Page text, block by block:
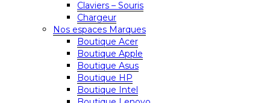
Claviers – Souris
Chargeur
Nos espaces Marques
Boutique Acer
Boutique Apple
Boutique Asus
Boutique HP
Boutique Intel